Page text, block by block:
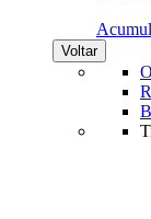
Voltar